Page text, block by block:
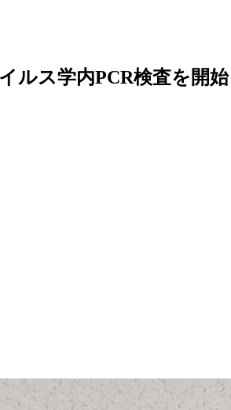
ルス学内PCR検査を